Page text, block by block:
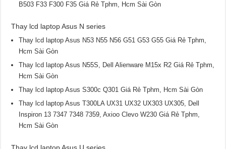
B503 F33 F300 F35 Giá Rẻ Tphm, Hcm Sài Gòn
Thay lcd laptop Asus N series
Thay lcd laptop Asus N53 N55 N56 G51 G53 G55 Giá Rẻ Tphm,
Hcm Sài Gòn
Thay lcd laptop Asus N55S, Dell Alienware M15x R2 Giá Rẻ Tphm,
Hcm Sài Gòn
Thay lcd laptop Asus S300c Q301 Giá Rẻ Tphm, Hcm Sài Gòn
Thay lcd laptop Asus T300LA UX31 UX32 UX303 UX305, Dell
Inspiron 13 7347 7348 7359, Axioo Clevo W230 Giá Rẻ Tphm,
Hcm Sài Gòn